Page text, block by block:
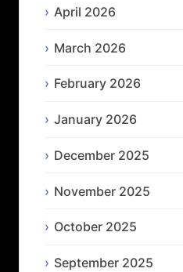
April 2026
March 2026
February 2026
January 2026
December 2025
November 2025
October 2025
September 2025